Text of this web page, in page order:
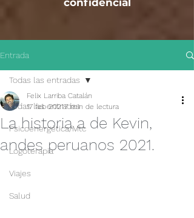
confidencial
Entrada
Todas las entradas
Psicoenergética/Mtc
Logoterapia
Viajes
Salud
Todas las entradas
La historia a de Kevin,
andes peruanos 2021.
Felix Larriba Catalán
17 feb 20217 min de lectura